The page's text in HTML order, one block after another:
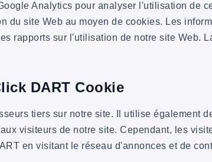
Analytics pour analyser l'utilisation de
du site Web au moyen de cookies. Les
rapports sur l'utilisation de notre site Web.
DART Cookie
tiers sur notre site. Il utilise également
visiteurs de notre site. Cependant, les
en visitant le réseau d'annonces et de